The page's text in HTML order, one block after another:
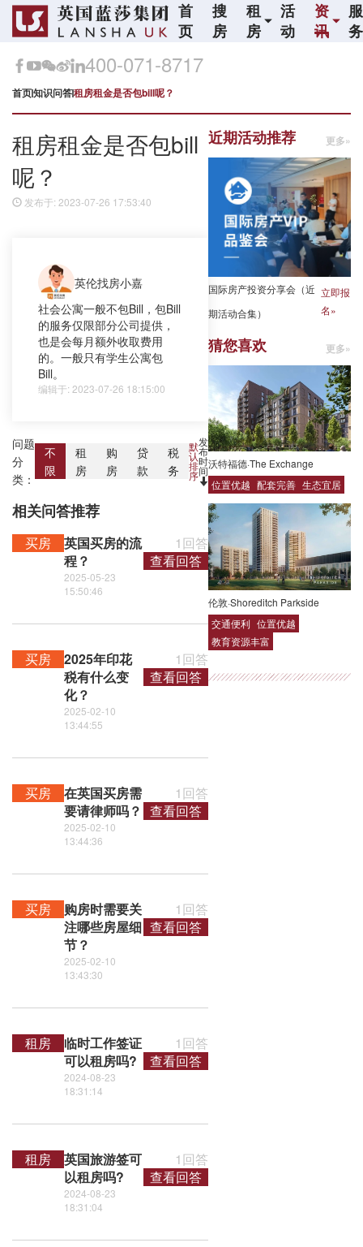
首
页
搜
房
租
房
活
动
资
讯
服
务
400-071-8717
首页知识问答租房租金是否包bill呢？
租房租金是否包bill
呢？
发布于: 2023-07-26 17:53:40
英伦找房小嘉
社会公寓一般不包Bill，包Bill
的服务仅限部分公司提供，
也是会每月额外收取费用
的。一般只有学生公寓包
Bill。
编辑于: 2023-07-26 18:15:00
问题
分
类：
不
限
租
房
购
房
贷
款
税
务
默
认
排
序
发
布
时
间
相关问答推荐
买房
英国买房的流
程？
2025-05-23
15:50:46
1回答
查看回答
买房
2025年印花
税有什么变
化？
2025-02-10
13:44:55
1回答
查看回答
买房
在英国买房需
要请律师吗？
2025-02-10
13:44:36
1回答
查看回答
买房
购房时需要关
注哪些房屋细
节？
2025-02-10
13:43:30
1回答
查看回答
租房
临时工作签证
可以租房吗?
2024-08-23
18:31:14
1回答
查看回答
租房
英国旅游签可
以租房吗?
2024-08-23
18:31:04
1回答
查看回答
近期活动推荐 更多»
国际房产投资分享会（近
期活动合集）
立即报
名»
猜您喜欢 更多»
沃特福德·The Exchange
位置优越 配套完善 生态宜居
伦敦·Shoreditch Parkside
交通便利 位置优越
教育资源丰富